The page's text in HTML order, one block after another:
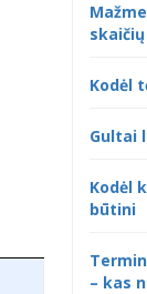
Kodėl
Gultai
Kodėl
būtini
– kas